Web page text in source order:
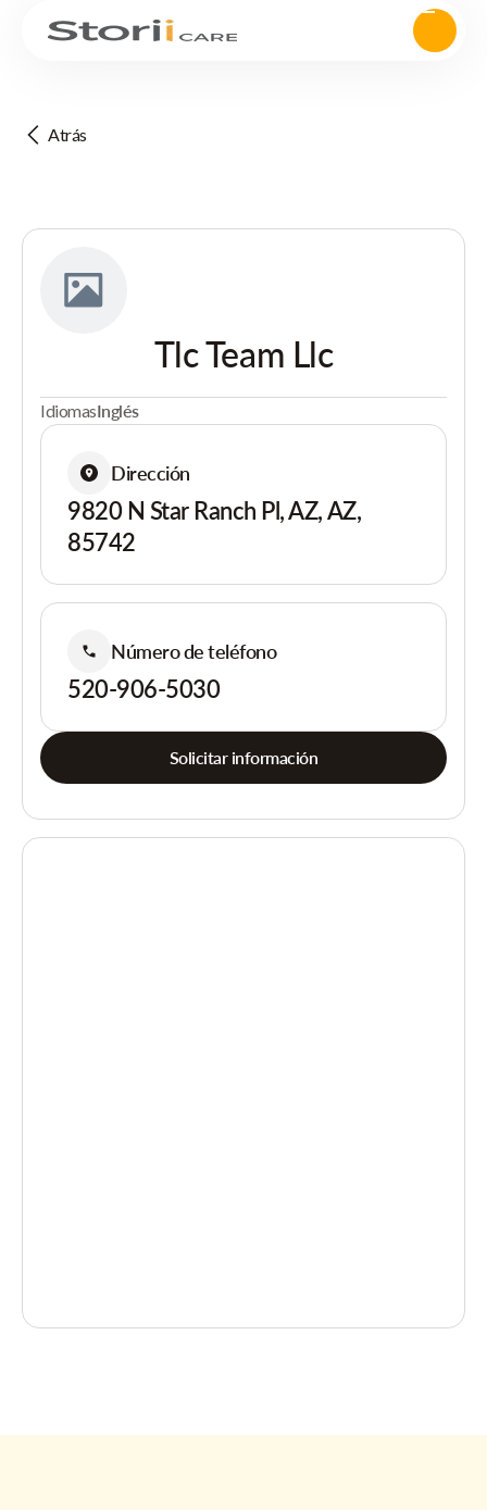
Atrás
Tlc Team Llc
IdiomasInglés
Dirección
9820 N Star Ranch Pl, AZ, AZ,
85742
Número de teléfono
520-906-5030
Solicitar información